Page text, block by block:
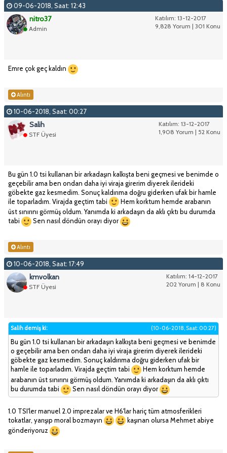
09-06-2018, Saat: 12:43
Katılım: 13-12-2017
9,828 Yorum | 301 Konu
nitro37
Admin
Emre çok geç kaldın
Alıntı
10-06-2018, Saat: 00:27
Katılım: 13-12-2017
1,908 Yorum | 52 Konu
Salih
STF Üyesi
Bu gün 1.0 tsi kullanan bir arkadaşın kalkışta beni geçmesi ve benimde o
geçebilir ama ben ondan daha iyi viraja girerim diyerek ilerideki
göbekte gaz kesmedim. Sonuç kaldırıma doğru giderken ufak bir hamle
ile toparladım. Virajda geçtim tabi
Hem korktum hemde arabanın
üst sınırını görmüş oldum. Yanımda ki arkadaşın da aklı çıktı bu durumda
tabi
Sen nasıl döndün orayı diyor
Alıntı
10-06-2018, Saat: 17:49
Katılım: 14-12-2017
202 Yorum | 8 Konu
kmvolkan
STF Üyesi
(10-06-2018, Saat: 00:27)
Salih demiş ki:
Bu gün 1.0 tsi kullanan bir arkadaşın kalkışta beni geçmesi ve benimde
o geçebilir ama ben ondan daha iyi viraja girerim diyerek ilerideki
göbekte gaz kesmedim. Sonuç kaldırıma doğru giderken ufak bir
hamle ile toparladım. Virajda geçtim tabi
Hem korktum hemde
arabanın üst sınırını görmüş oldum. Yanımda ki arkadaşın da aklı çıktı
bu durumda tabi
Sen nasıl döndün orayı diyor
1.0 TSI'ler manuel 2.0 imprezalar ve H6'lar hariç tüm atmosferikleri
tokatlar, yarışıp moral bozmayın
kaşınan olursa Mehmet abiye
gönderiyoruz